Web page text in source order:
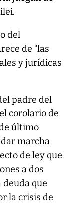
del
de “las
y jurídicas
padre del
corolario de
último
marcha
de ley que
a dos
deuda que
la crisis de